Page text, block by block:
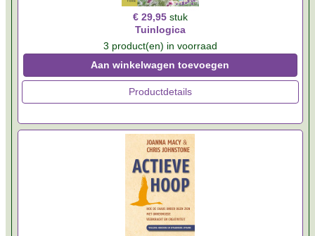
€ 29,95 stuk
Tuinlogica
3 product(en) in voorraad
Aan winkelwagen toevoegen
Productdetails